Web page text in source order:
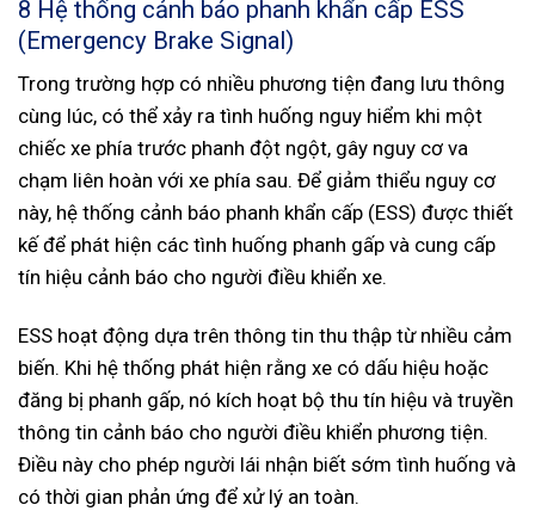
8 Hệ thống cảnh báo phanh khẩn cấp ESS
(Emergency Brake Signal)
Trong trường hợp có nhiều phương tiện đang lưu thông
cùng lúc, có thể xảy ra tình huống nguy hiểm khi một
chiếc xe phía trước phanh đột ngột, gây nguy cơ va
chạm liên hoàn với xe phía sau. Để giảm thiểu nguy cơ
này, hệ thống cảnh báo phanh khẩn cấp (ESS) được thiết
kế để phát hiện các tình huống phanh gấp và cung cấp
tín hiệu cảnh báo cho người điều khiển xe.
ESS hoạt động dựa trên thông tin thu thập từ nhiều cảm
biến. Khi hệ thống phát hiện rằng xe có dấu hiệu hoặc
đăng bị phanh gấp, nó kích hoạt bộ thu tín hiệu và truyền
thông tin cảnh báo cho người điều khiển phương tiện.
Điều này cho phép người lái nhận biết sớm tình huống và
có thời gian phản ứng để xử lý an toàn.